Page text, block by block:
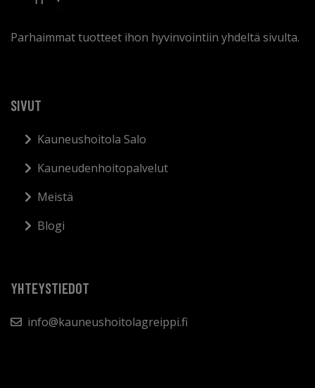
Parhaimmat tuotteet ihon hyvinvointiin yhdeltä sivulta.
SIVUT
Kauneushoitola Salo
Kauneudenhoitopalvelut
Meistä
Blogi
YHTEYSTIEDOT
info@kauneushoitolagreippi.fi